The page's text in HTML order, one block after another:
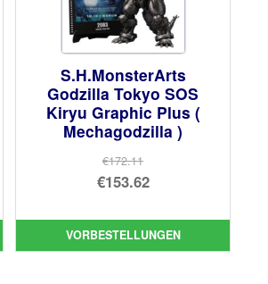
S.H.MonsterArts
Godzilla Tokyo SOS
Kiryu Graphic Plus (
Mechagodzilla )
€172.11
Ursprünglicher
war:
€172.11
€153.62
Preis
ist:
VORBESTELLUNGEN